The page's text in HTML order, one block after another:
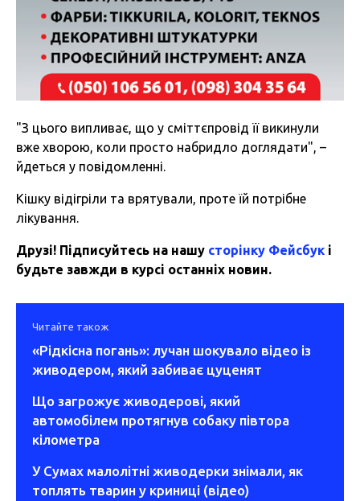
"З цього випливає, що у сміттєпровід її викинули
вже хворою, коли просто набридло доглядати", –
йдеться у повідомленні.
Кішку відігріли та врятували, проте їй потрібне
лікування.
Друзі! Підписуйтесь на нашу сторінку Фейсбук і
будьте завжди в курсі останніх новин.
Читайте також
«Рідкісна погань»: лучан шокувало відео із
живодером, який забиває цуценят
Що загрожує живодерові, який
автомобілем протягнув собаку півтора
кілометра
У Сумах малолітні живодерки знімали, як
топлять тварин у криниці (відео)